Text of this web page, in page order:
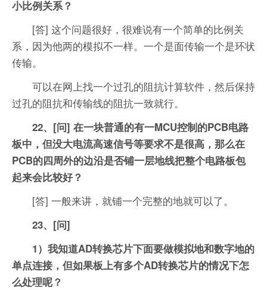
小比例关系？
[答] 这个问题很好，很难说有一个简单的比例关
系，因为他两的模拟不一样。一个是面传输一个是环状
传输。
可以在网上找一个过孔的阻抗计算软件，然后保持
过孔的阻抗和传输线的阻抗一致就行。
22、[问] 在一块普通的有一MCU控制的PCB电路
板中，但没大电流高速信号等要求不是很高，那么在
PCB的四周外的边沿是否铺一层地线把整个电路板包
起来会比较好？
[答] 一般来讲，就铺一个完整的地就可以了。
23、[问]
1）我知道AD转换芯片下面要做模拟地和数字地的
单点连接，但如果板上有多个AD转换芯片的情况下怎
么处理呢？